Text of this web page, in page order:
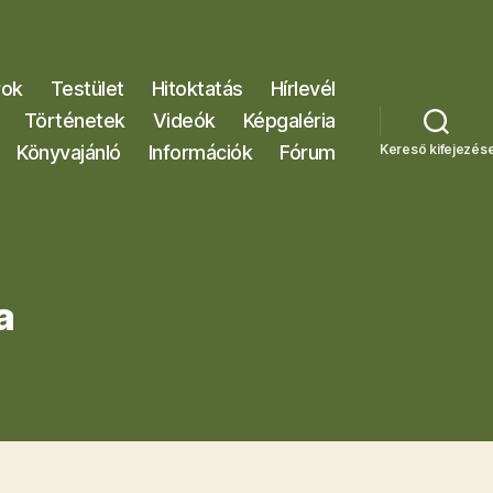
Testület Hitoktatás
Hírlevél
Történetek Videók
Képgaléria
Könyvajánló Információk Fórum Kereső